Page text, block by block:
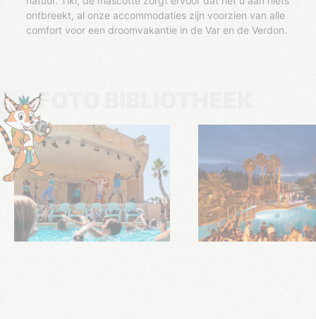
ontbreekt, al onze accommodaties zijn voorzien van alle
comfort voor een droomvakantie in de Var en de Verdon.
FOTO BIBLIOTHEEK